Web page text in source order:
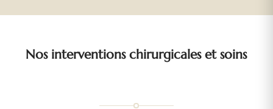
Nos interventions chirurgicales et soins